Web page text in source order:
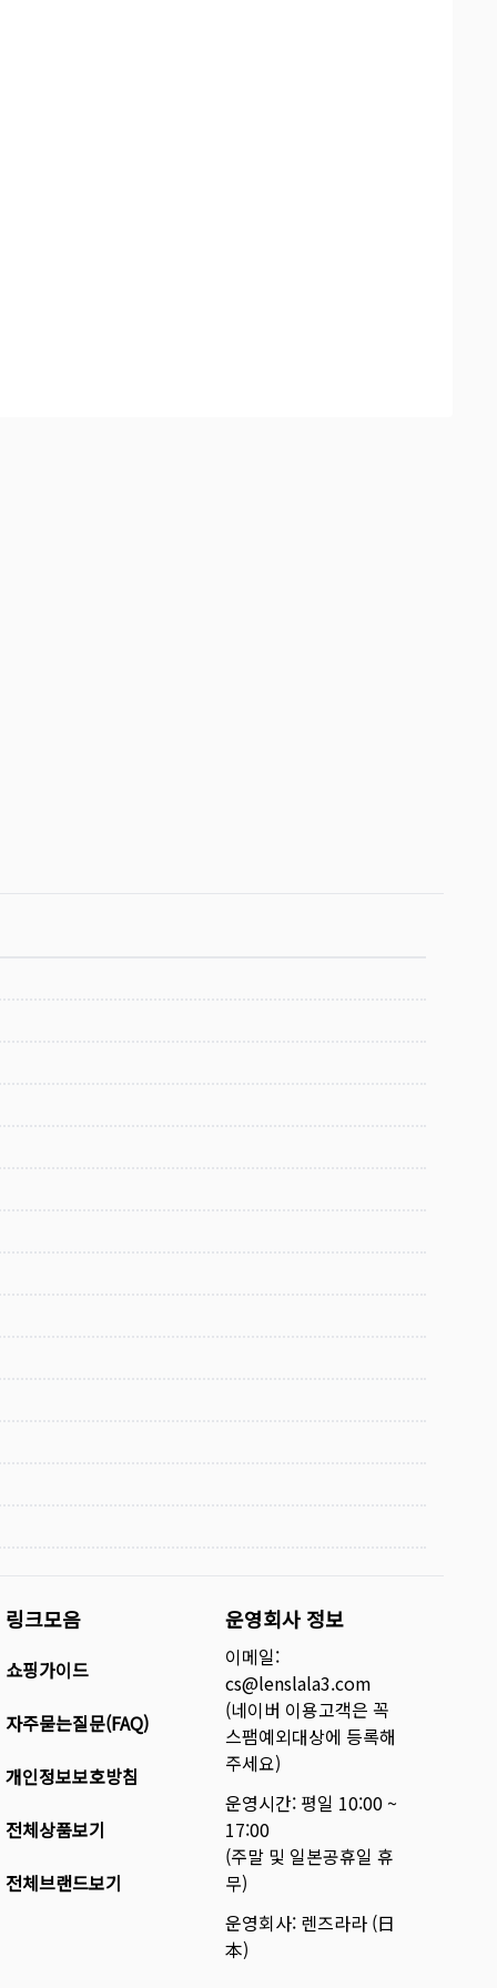
링크모음
쇼핑가이드
자주묻는질문(FAQ)
개인정보보호방침
전체상품보기
전체브랜드보기
운영회사 정보
이메일:
cs@lenslala3.com
(네이버 이용고객은 꼭
스팸예외대상에 등록해
주세요)
운영시간: 평일 10:00 ~
17:00
(주말 및 일본공휴일 휴
무)
운영회사: 렌즈라라 (日
本)